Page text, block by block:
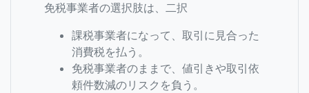
免税事業者の選択肢は、二択
課税事業者になって、取引に見合った
消費税を払う。
免税事業者のままで、値引きや取引依
頼件数減のリスクを負う。